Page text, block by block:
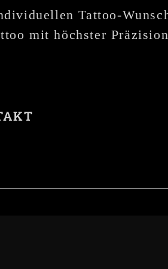
Tattoo-
mit höchster